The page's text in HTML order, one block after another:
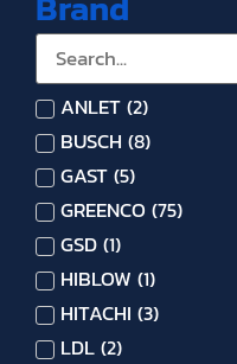
ANLET (2)
BUSCH (8)
GAST (5)
GREENCO (75)
GSD (1)
HIBLOW (1)
HITACHI (3)
LDL (2)